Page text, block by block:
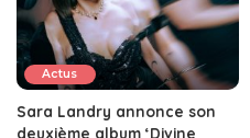
Actus
Sara Landry annonce son
deuxième album ‘Divine